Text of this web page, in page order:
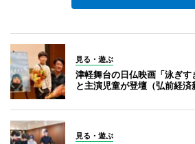
見る・遊ぶ
津軽舞台の日仏映画「泳ぎ
と主演児童が登壇（弘前経済
見る・遊ぶ